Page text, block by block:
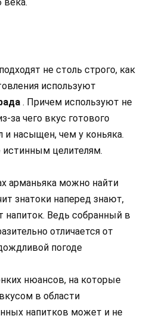
не столь строго, как
используют
. Причем используют не
за чего вкус готового
и насыщен, чем у коньяка.
целителям.
арманьяка можно найти
знатоки наперед знают,
напиток. Ведь собранный в
отличается от
погоде
нюансов, на которые
в области
напитков может и не